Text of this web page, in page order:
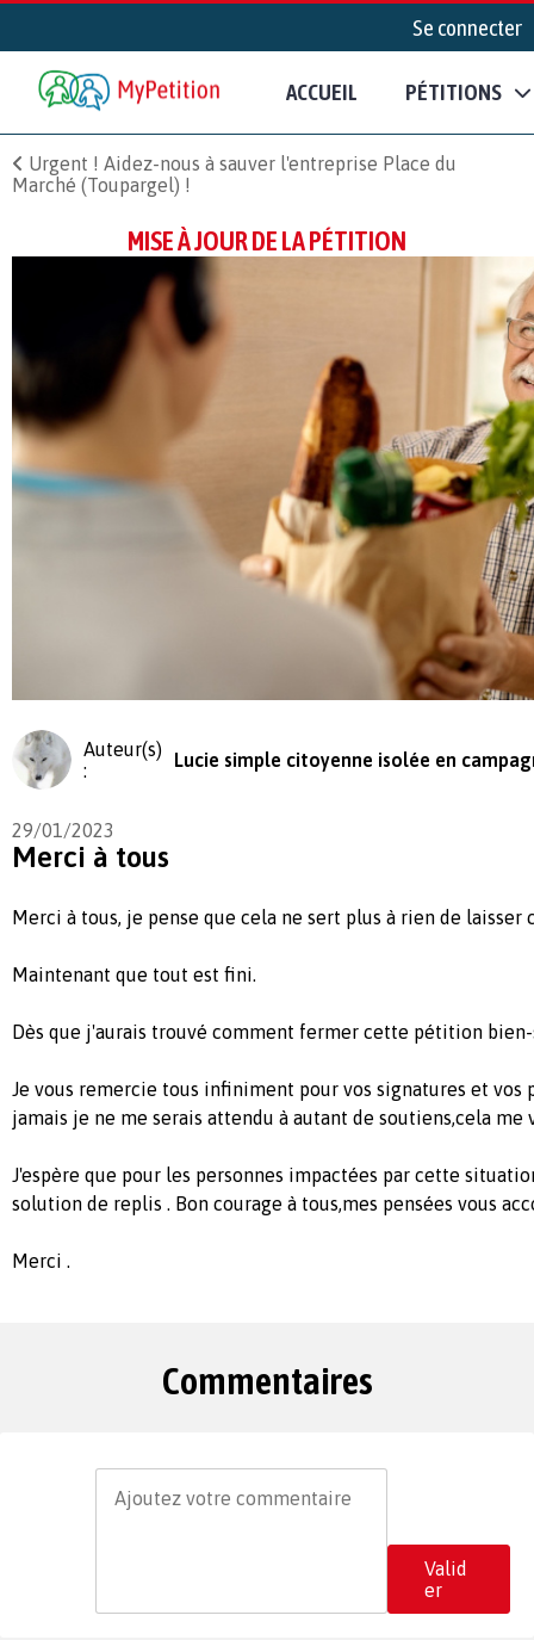
Se connecter
ACCUEIL PÉTITIONS
Urgent ! Aidez-nous à sauver l'entreprise Place du
Marché (Toupargel) !
MISE À JOUR DE LA PÉTITION
Auteur(s)
:
Lucie simple citoyenne isolée en
29/01/2023
Merci à tous
Merci à tous, je pense que cela ne sert plus à rien de
Maintenant que tout est fini.
Dès que j'aurais trouvé comment fermer cette pétition bien-
Je vous remercie tous infiniment pour vos signatures et vos
jamais je ne me serais attendu à autant de soutiens,cela me
J'espère que pour les personnes impactées par cette
solution de replis . Bon courage à tous,mes pensées vous
Merci .
Commentaires
Valid
er